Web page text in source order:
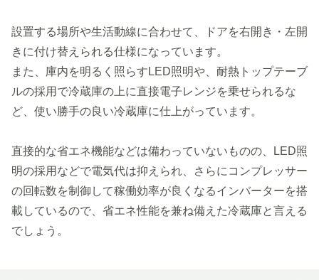
設置する場所や生活動線に合わせて、ドアを右開き・左開
きに付け替えられる仕様になっています。
また、庫内を明るく照らすLED照明や、耐熱トップテーブ
ルの採用で冷蔵庫の上に直接電子レンジを乗せられるな
ど、使い勝手の良い冷蔵庫に仕上がっています。
直接的な省エネ機能などは備わっていないものの、LED照
明の採用などで電気代は抑えられ、さらにコンプレッサー
の回転数を制御して稼働効率が良くなるインバーターを搭
載しているので、省エネ性能を兼ね備えた冷蔵庫と言える
でしょう。